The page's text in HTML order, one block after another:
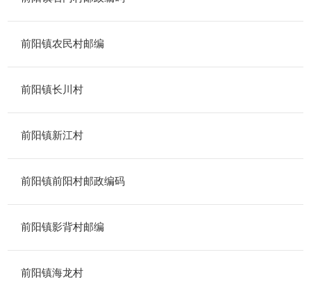
前阳镇农民村邮编
前阳镇长川村
前阳镇新江村
前阳镇前阳村邮政编码
前阳镇影背村邮编
前阳镇海龙村